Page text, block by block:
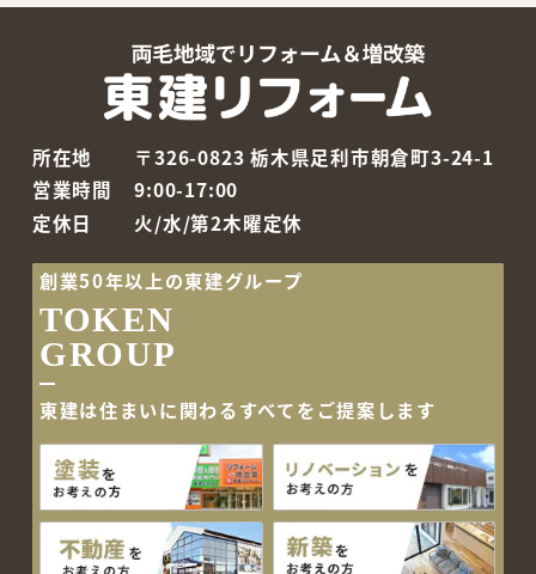
所在地
〒326-0823 栃木県足利市朝倉町3-24-1
営業時間
9:00-17:00
定休日
火/水/第2木曜定休
創業50年以上の東建グループ
TOKEN
GROUP
東建は住まいに関わるすべてをご提案します